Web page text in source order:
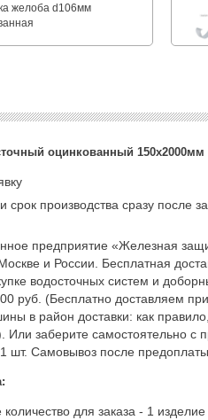
желоба d106мм
оцинкованный 150х2000мм
срок производства сразу после
предприятие «Железная
и России. Бесплатная
водосточных систем и
руб. (Бесплатно доставляем
в район доставки: как
Или заберите самостоятельно с
шт. Самовывоз после предоплаты.
для заказа - 1 изделие